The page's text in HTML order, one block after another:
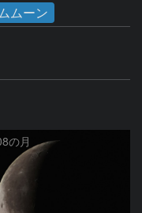
ムーン
の月